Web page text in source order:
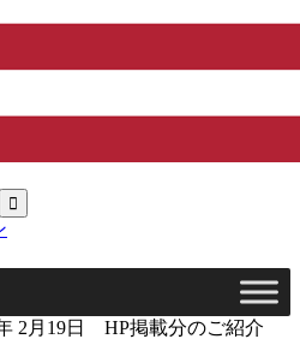
2月19日 HP掲載分のご紹介